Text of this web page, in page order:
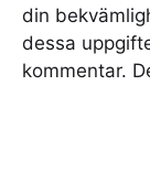
din
dessa
kommentar.